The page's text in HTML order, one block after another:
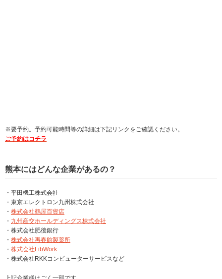
※要予約。予約可能時間等の詳細は下記リンクをご確認ください。
ご予約はコチラ
熊本にはどんな企業があるの？
・平田機工株式会社
・東京エレクトロン九州株式会社
・ 株式会社鶴屋百貨店
・ 九州産交ホールディングス株式会社
・株式会社肥後銀行
・ 株式会社再春館製薬所
・ 株式会社LibWork
・株式会社RKKコンピューターサービスなど